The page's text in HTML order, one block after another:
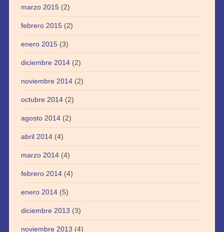
marzo 2015(2)
febrero 2015(2)
enero 2015(3)
diciembre 2014(2)
noviembre 2014(2)
octubre 2014(2)
agosto 2014(2)
abril 2014(4)
marzo 2014(4)
febrero 2014(4)
enero 2014(5)
diciembre 2013 (3)
noviembre 2013 (4)